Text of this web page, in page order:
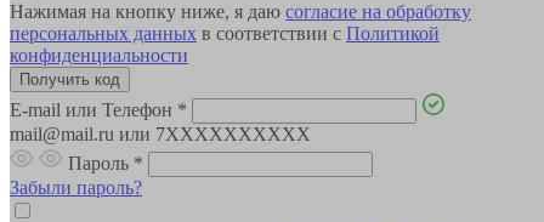
Нажимая на кнопку ниже, я даю согласие на обработку
персональных данных в соответствии с Политикой
конфиденциальности
E-mail или Телефон *
mail@mail.ru или 7XXXXXXXXXX
Пароль *
Забыли пароль?